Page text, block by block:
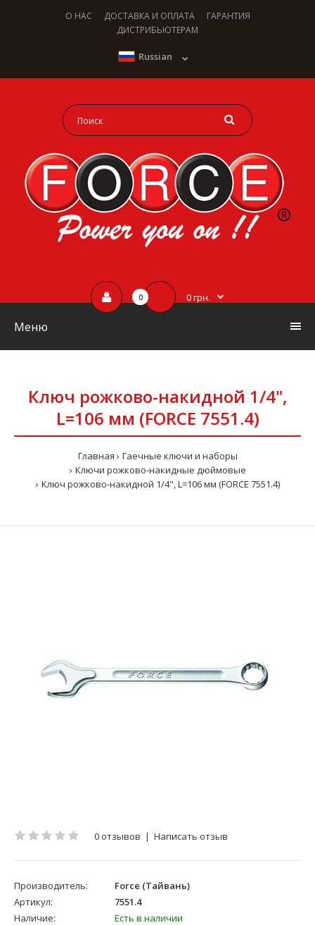
О НАС ДОСТАВКА И ОПЛАТА
ГАРАНТИЯ
ДИСТРИБЬЮТЕРАМ
Russian
0 0 грн.
Меню
Ключ рожково-накидной 1/4",
L=106 мм (FORCE 7551.4)
Главная
Гаечные ключи и наборы
Ключи рожково-накидные дюймовые
Ключ рожково-накидной 1/4", L=106 мм (FORCE 7551.4)
0 отзывов | Написать отзыв
Производитель:
Force (Тайвань)
Артикул:
7551.4
Наличие:
Есть в наличии